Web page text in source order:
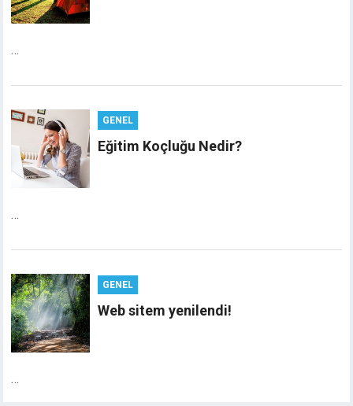
…
GENEL
Eğitim Koçluğu Nedir?
…
GENEL
Web sitem yenilendi!
…